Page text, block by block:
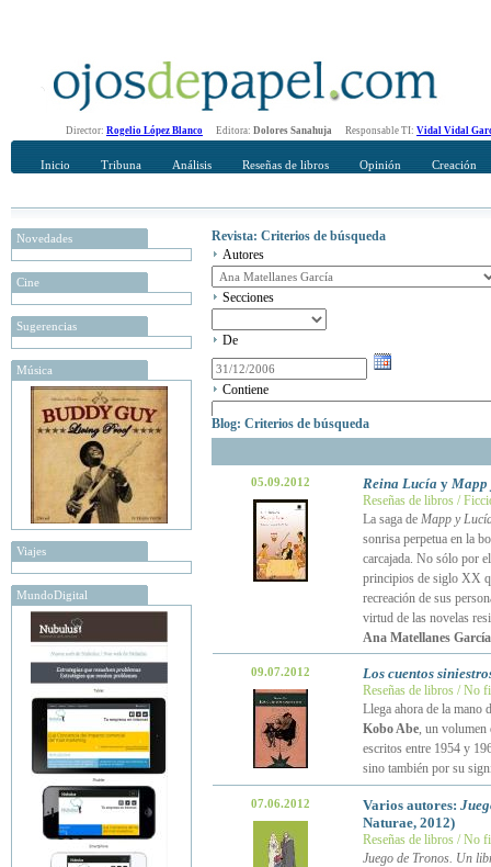
Director: Rogelio López Blanco Editora: Dolores Sanahuja Responsable TI: Vidal Vidal
Inicio Tribuna Análisis Reseñas de libros Opinión Creación
Novedades
Cine
Sugerencias
Música
Viajes
MundoDigital
Revista: Criterios de búsqueda
Autores
Secciones
De
Contiene
Blog: Criterios de búsqueda
05.09.2012 Reina Lucía y Mapp
Reseñas de libros /
La saga de Mapp y
sonrisa perpetua en la
carcajada. No sólo por
principios de siglo XX
recreación de sus
virtud de las novelas
Ana Matellanes García
09.07.2012 Los cuentos
Reseñas de libros / No
Llega ahora de la mano
Kobo Abe, un volumen
escritos entre 1954 y
sino también por su
07.06.2012 Varios autores:
Naturae, 2012)
Reseñas de libros / No
Juego de Tronos. Un